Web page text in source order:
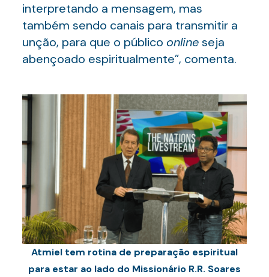
interpretando a mensagem, mas
também sendo canais para transmitir a
unção, para que o público onlineseja
abençoado espiritualmente”, comenta.
Atmiel tem rotina de preparação espiritual
para estar ao lado do Missionário R.R. Soares